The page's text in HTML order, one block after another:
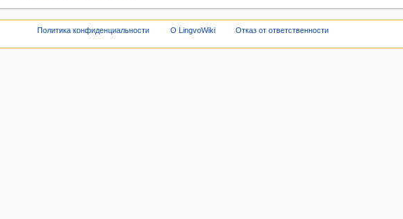
Политика конфиденциальности О LingvoWiki Отказ от ответственности